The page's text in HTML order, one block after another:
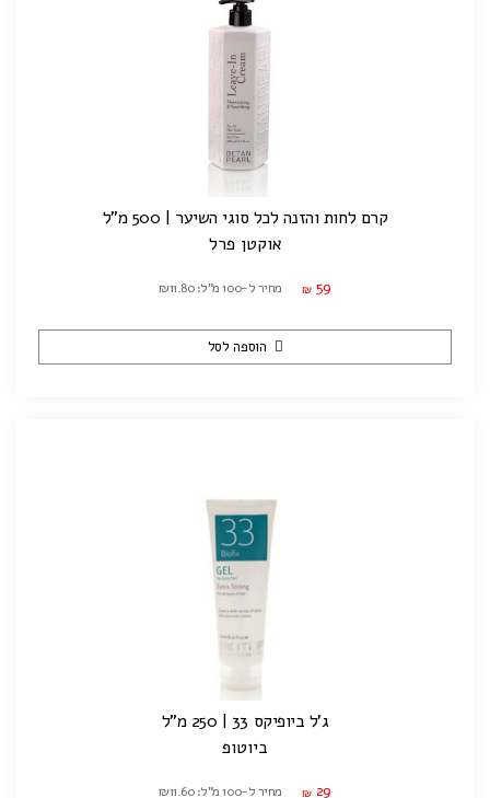
קרם לחות והזנה לכל סוגי השיער | 500 מ"ל
אוקטן פרל
₪ 59 מחיר ל-100 מ"ל: ₪11.80
הוספה לסל
ג'ל ביופיקס 33 | 250 מ"ל
ביוטופ
₪ 29 מחיר ל-100 מ"ל: ₪11.60